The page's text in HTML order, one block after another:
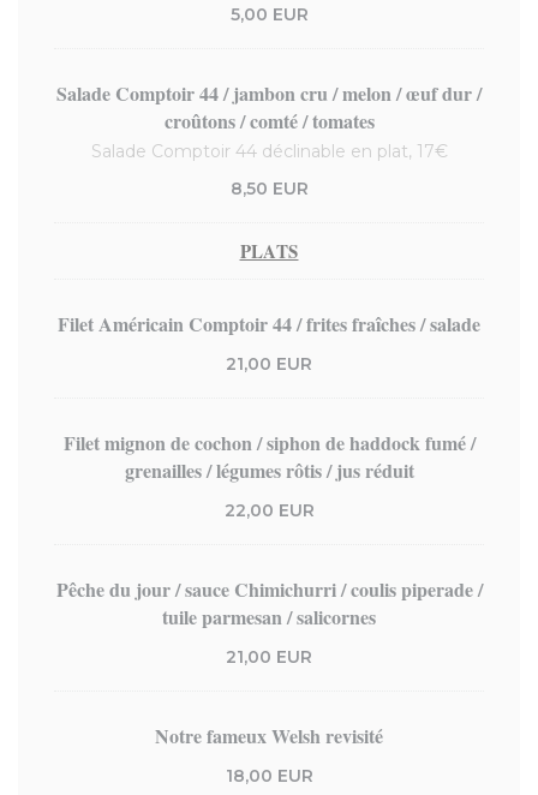
5,00 EUR
Salade Comptoir 44 / jambon cru / melon / œuf dur /
croûtons / comté / tomates
Salade Comptoir 44 déclinable en plat, 17€
8,50 EUR
PLATS
Filet Américain Comptoir 44 / frites fraîches / salade
21,00 EUR
Filet mignon de cochon / siphon de haddock fumé /
grenailles / légumes rôtis / jus réduit
22,00 EUR
Pêche du jour / sauce Chimichurri / coulis piperade /
tuile parmesan / salicornes
21,00 EUR
Notre fameux Welsh revisité
18,00 EUR